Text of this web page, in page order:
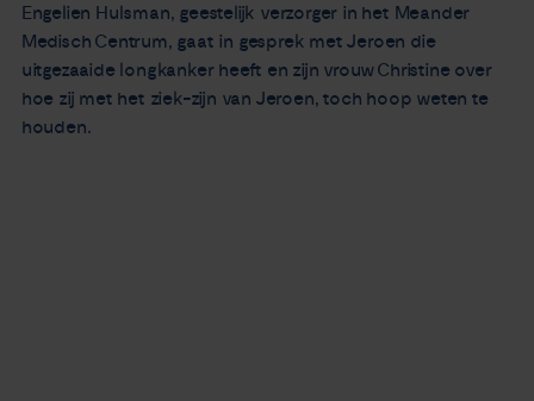
Engelien Hulsman, geestelijk verzorger in het Meander
Medisch Centrum, gaat in gesprek met Jeroen die
uitgezaaide longkanker heeft en zijn vrouw Christine over
hoe zij met het ziek-zijn van Jeroen, toch hoop weten te
houden.